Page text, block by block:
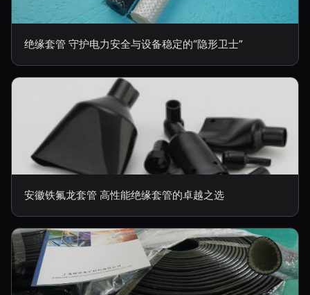
绝缘套管 守护电力安全与设备稳定的“隐形卫士”
安徽铁氟龙套管 高性能绝缘套管的卓越之选